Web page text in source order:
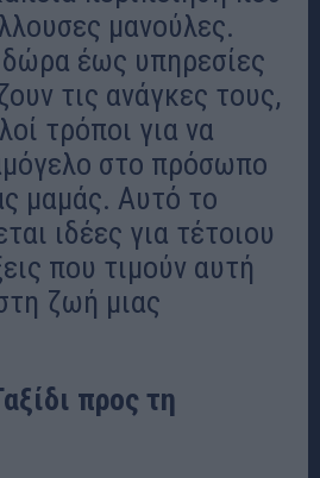
μανούλες.
έως υπηρεσίες
τις ανάγκες τους,
τρόποι για να
στο πρόσωπο
μαμάς. Αυτό το
ιδέες για τέτοιου
που τιμούν αυτή
ζωή μιας
προς τη